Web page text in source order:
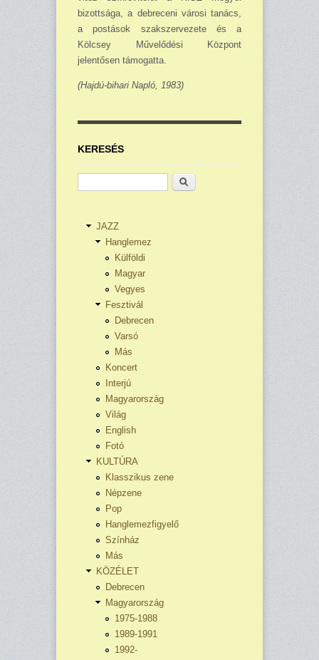
bizottsága, a debreceni városi tanács,
a postások szakszervezete és a
Kölcsey Művelődési Központ
jelentősen tá­mogatta.
(Hajdú-bihari Napló, 1983)
KERESÉS
Keresés
JAZZ
Hanglemez
Külföldi
Magyar
Vegyes
Fesztivál
Debrecen
Varsó
Más
Koncert
Interjú
Magyarország
Világ
English
Fotó
KULTÚRA
Klasszikus zene
Népzene
Pop
Hanglemezfigyelő
Színház
Más
KÖZÉLET
Debrecen
Magyarország
1975-1988
1989-1991
1992-